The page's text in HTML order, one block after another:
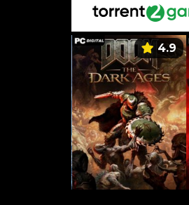
4.9